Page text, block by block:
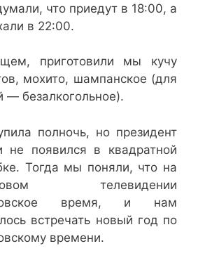
что приедут в 18:00, а
в 22:00.
приготовили мы кучу
мохито, шампанское (для
— безалкогольное).
полночь, но президент
не появился в квадратной
Тогда мы поняли, что на
телевидении
время, и нам
встречать новый год по
времени.